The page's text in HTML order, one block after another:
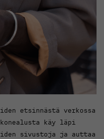
etsinnästä verkossa
käy läpi
sivustoja ja auttaa